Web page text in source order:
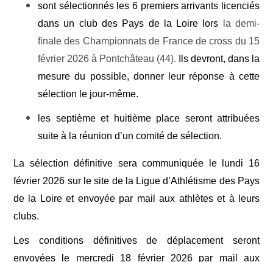
sont sélectionnés les 6 premiers arrivants licenciés
dans un club des Pays de la Loire lors
la demi-
finale des Championnats de France de cross du 15
février 2026 à Pontchâteau (44). Ils devront, dans la
mesure du possible, donner leur réponse à cette
sélection le jour-même.
les septième et huitième place seront attribuées
suite à la réunion d’un comité de sélection.
La sélection définitive sera communiquée le lundi 16
février 2026 sur le site de la Ligue d’Athlétisme des Pays
de la Loire et envoyée par mail aux athlètes et à leurs
clubs.
Les conditions définitives de déplacement seront
envoyées le mercredi 18 février 2026 par mail aux